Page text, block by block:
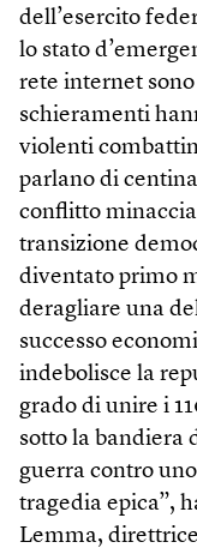
dell’esercito
lo stato
rete internet
schieramenti
violenti
parlano di
conflitto
transizione
diventato primo
deragliare una
successo
indebolisce la
grado di unire i
sotto la bandiera
guerra contro
tragedia epica”,
Lemma,